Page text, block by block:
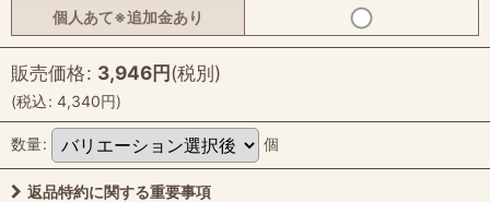
個人あて※追加金あり
販売価格: 3,946円(税別)
(税込: 4,340円)
数量: 個
返品特約に関する重要事項